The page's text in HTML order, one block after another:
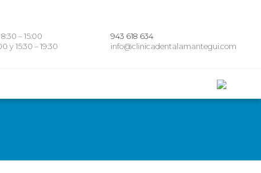
8:30 – 15:00
y 15:30 – 19:30
943 618 634
info@clinicadentalamantegui.com